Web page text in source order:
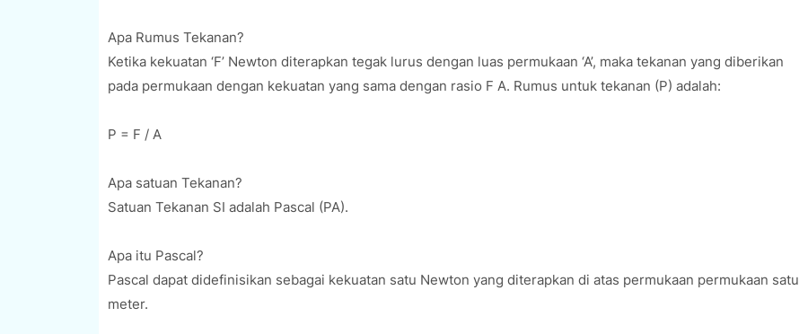
Apa Rumus Tekanan?
Ketika kekuatan ‘F’ Newton diterapkan tegak lurus dengan luas permukaan ‘A’, maka tekanan yang diberikan
pada permukaan dengan kekuatan yang sama dengan rasio F A. Rumus untuk tekanan (P) adalah:
P = F / A
Apa satuan Tekanan?
Satuan Tekanan SI adalah Pascal (PA).
Apa itu Pascal?
Pascal dapat didefinisikan sebagai kekuatan satu Newton yang diterapkan di atas permukaan permukaan satu
meter.